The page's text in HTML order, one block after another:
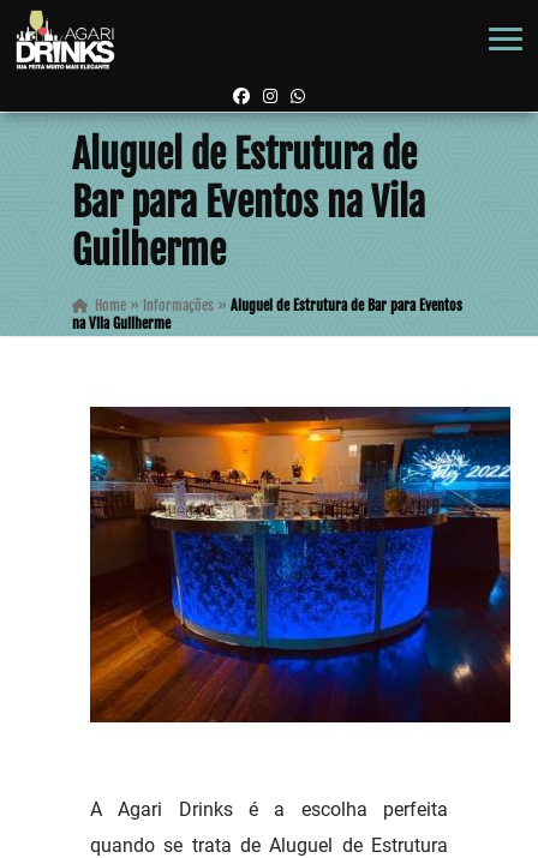
Aluguel de Estrutura de
Bar para Eventos na Vila
Guilherme
Home» Informações » Aluguel de Estrutura de Bar para Eventos
na Vila Guilherme
A Agari Drinks é a escolha perfeita
quando se trata de Aluguel de Estrutura